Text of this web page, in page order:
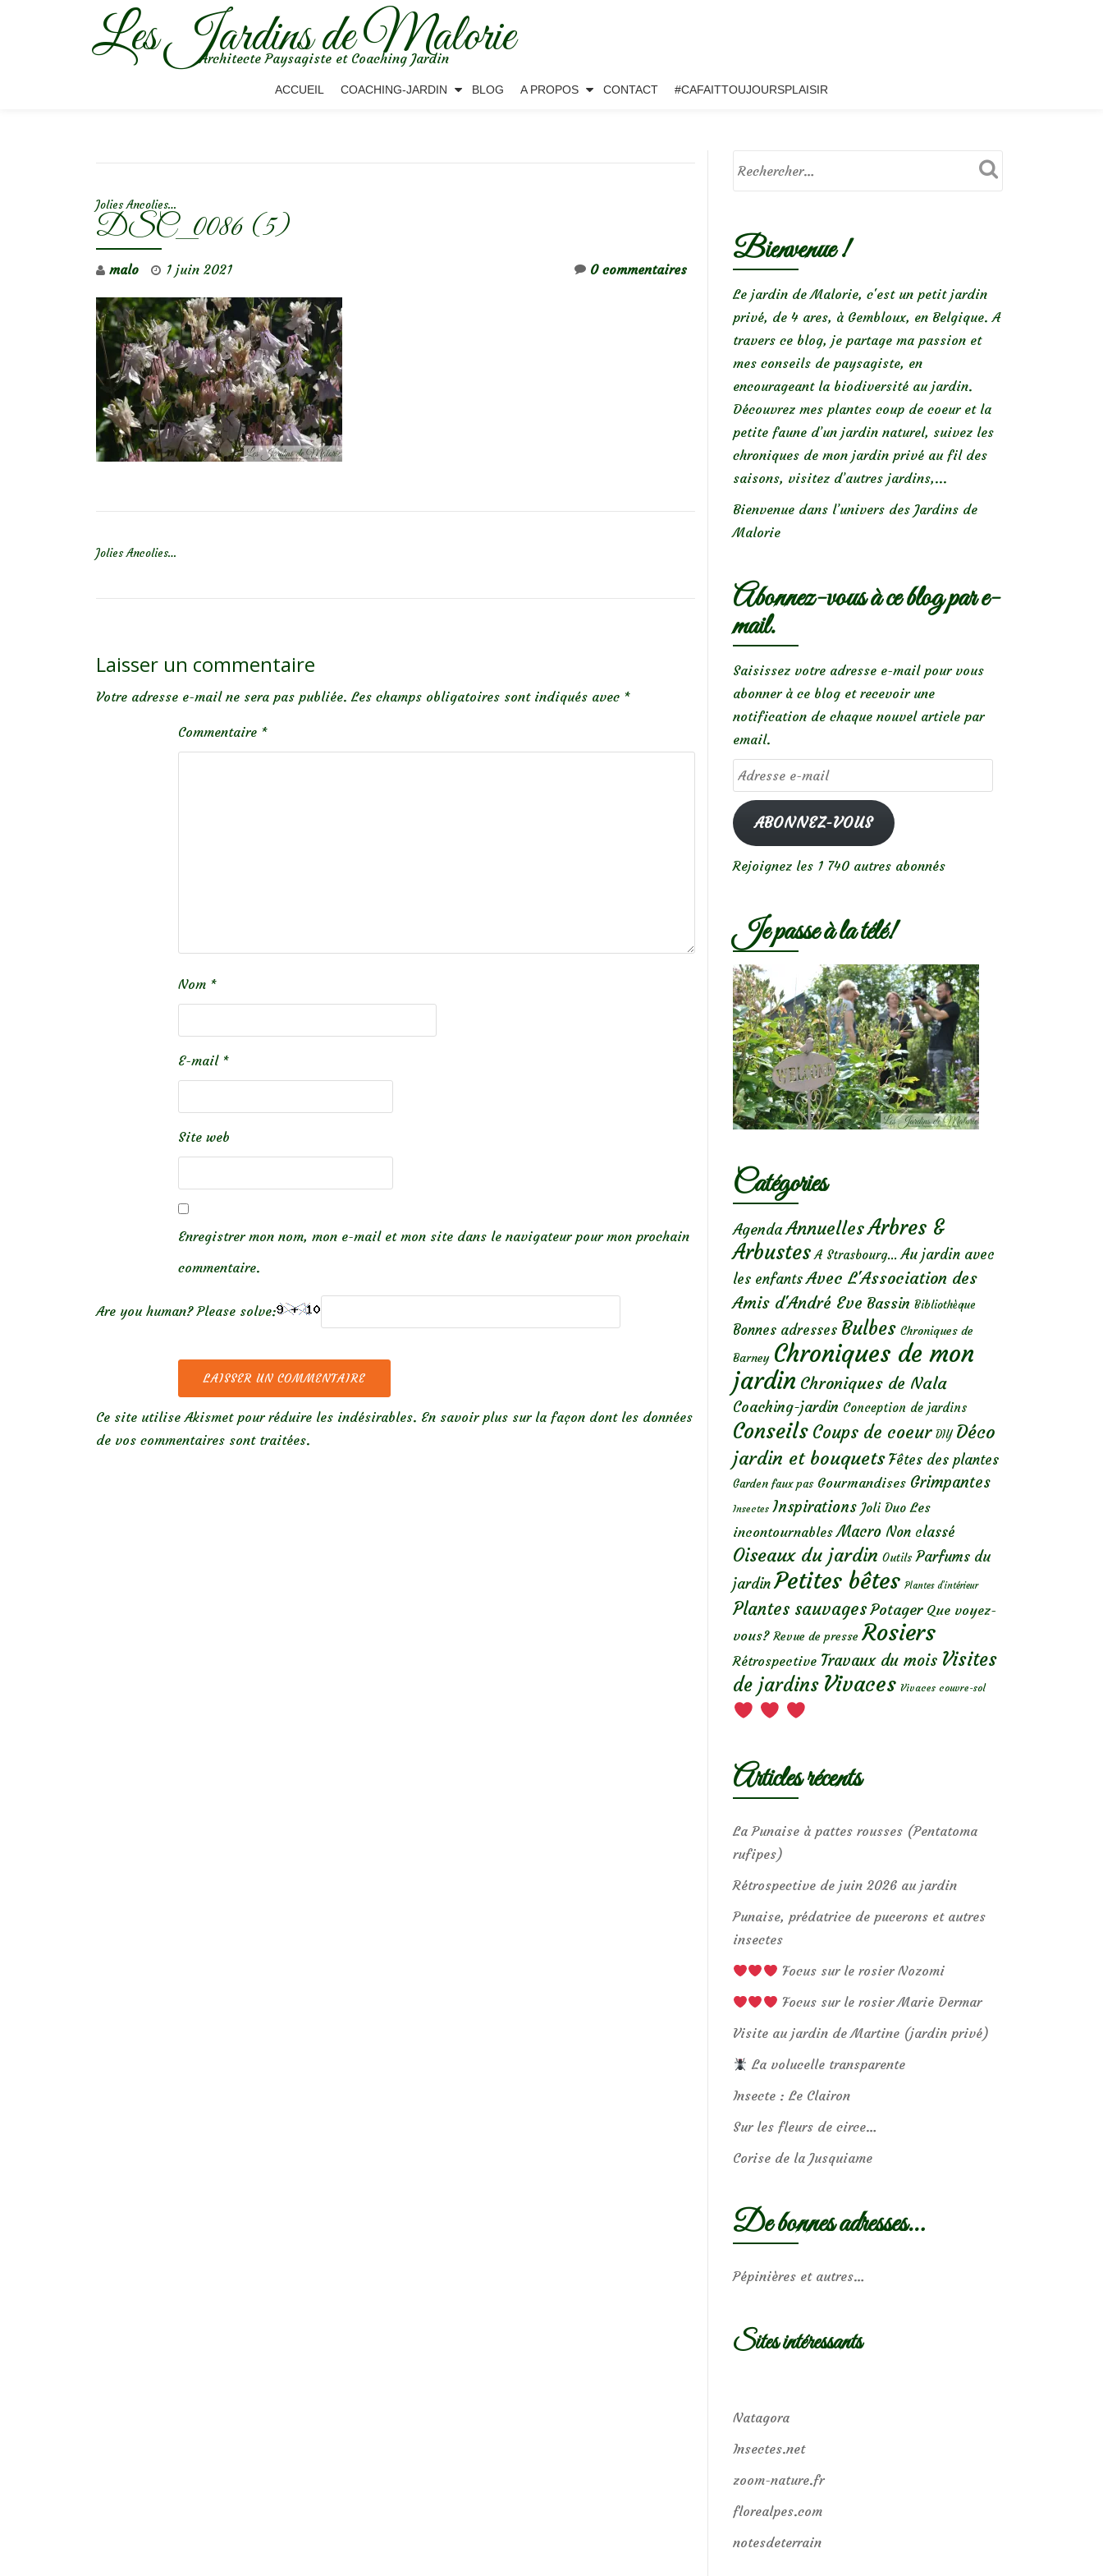
Les Jardins de Malorie
Architecte Paysagiste et Coaching Jardin
ACCUEIL COACHING-JARDIN BLOG A PROPOS CONTACT #CAFAITTOUJOURSPLAISIR
Jolies Ancolies…
DSC_0086 (5)
malo 1 juin 2021 0 commentaires
Jolies Ancolies…
Laisser un commentaire
Votre adresse e-mail ne sera pas publiée. Les champs obligatoires sont indiqués avec *
Commentaire *
Nom *
E-mail *
Site web
Enregistrer mon nom, mon e-mail et mon site dans le navigateur pour mon prochain
commentaire.
Are you human? Please solve:
Ce site utilise Akismet pour réduire les indésirables. En savoir plus sur la façon dont les données
de vos commentaires sont traitées.
Bienvenue !
Le jardin de Malorie, c'est un petit jardin
privé, de 4 ares, à Gembloux, en Belgique. A
travers ce blog, je partage ma passion et
mes conseils de paysagiste, en
encourageant la biodiversité au jardin.
Découvrez mes plantes coup de coeur et la
petite faune d’un jardin naturel, suivez les
chroniques de mon jardin privé au fil des
saisons, visitez d’autres jardins,...
Bienvenue dans l’univers des Jardins de
Malorie
Abonnez-vous à ce blog par e-
mail.
Saisissez votre adresse e-mail pour vous
abonner à ce blog et recevoir une
notification de chaque nouvel article par
email.
Adresse
e-
mailABONNEZ-VOUS
Rejoignez les 1 740 autres abonnés
Je passe à la télé!
Catégories
Agenda AnnuellesArbres &
Arbustes A Strasbourg... Au jardin avec
les enfants Avec L'Association des
Amis d'André Eve Bassin Bibliothèque
Bonnes adresses Bulbes Chroniques de
Barney Chroniques de mon
jardin Chroniques de Nala
Coaching-jardin Conception de jardins
Conseils Coups de coeur DIY Déco
jardin et bouquets Fêtes des plantes
Garden faux pas Gourmandises Grimpantes
Insectes Inspirations Joli Duo Les
incontournables Macro Non classé
Oiseaux du jardin Outils Parfums du
jardin Petites bêtes Plantes d’intérieur
Plantes sauvages Potager Que voyez-
vous? Revue de presse Rosiers
Rétrospective Travaux du mois Visites
de jardins Vivaces Vivaces couvre-sol
Articles récents
La Punaise à pattes rousses (Pentatoma
rufipes)
Rétrospective de juin 2026 au jardin
Punaise, prédatrice de pucerons et autres
insectes
Focus sur le rosier Nozomi
Focus sur le rosier Marie Dermar
Visite au jardin de Martine (jardin privé)
La volucelle transparente
Insecte : Le Clairon
Sur les fleurs de circe…
Corise de la Jusquiame
De bonnes adresses…
Pépinières et autres…
Sites intéressants
Natagora
Insectes.net
zoom-nature.fr
florealpes.com
notesdeterrain